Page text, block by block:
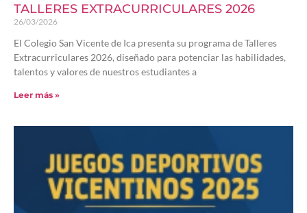
TALLERES EXTRACURRICULARES 2026
26/03/2026
El Colegio San Vicente de Ica presenta su programa de Talleres
Extracurriculares 2026, diseñado para potenciar las habilidades,
talentos y valores de nuestros estudiantes a
Leer más »